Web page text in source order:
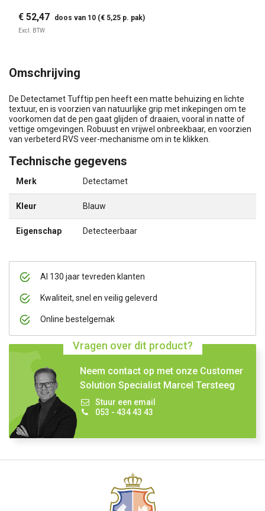
Al 130 jaar tevreden klanten
Kwaliteit, snel en veilig geleverd
Online bestelgemak
Vragen over dit product?
Neem contact op met onze Customer
Solution Specialist Marcel Tersteeg
Stuur een email
053 - 434 43 43
€ 52,47 doos van 10 (€ 5,25 p. pak)
Excl. BTW
Omschrijving
De Detectamet Tufftip pen heeft een matte behuizing en lichte
textuur, en is voorzien van natuurlijke grip met inkepingen om te
voorkomen dat de pen gaat glijden of draaien, vooral in natte of
vettige omgevingen. Robuust en vrijwel onbreekbaar, en voorzien
van verbeterd RVS veer-mechanisme om in te klikken.
Technische gegevens
Merk Detectamet
Kleur Blauw
Eigenschap Detecteerbaar